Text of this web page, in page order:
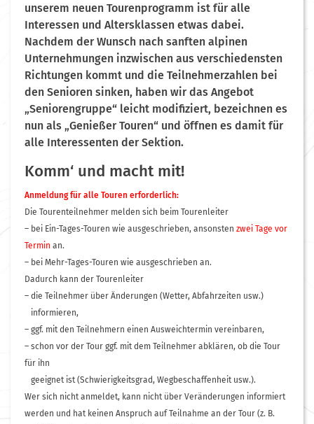
unserem neuen Tourenprogramm ist für alle
Interessen und Altersklassen etwas dabei.
Nachdem der Wunsch nach sanften alpinen
Unternehmungen inzwischen aus verschiedensten
Richtungen kommt und die Teilnehmerzahlen bei
den Senioren sinken, haben wir das Angebot
„Seniorengruppe“ leicht modifiziert, bezeichnen es
nun als „Genießer Touren“ und öffnen es damit für
alle Interessenten der Sektion.
Komm‘ und macht mit!
Anmeldung für alle Touren erforderlich:
Die Tourenteilnehmer melden sich beim Tourenleiter
– bei Ein-Tages-Touren wie ausgeschrieben, ansonsten zwei Tage vor
Termin an.
– bei Mehr-Tages-Touren wie ausgeschrieben an.
Dadurch kann der Tourenleiter
– die Teilnehmer über Änderungen (Wetter, Abfahrzeiten usw.)
informieren,
– ggf. mit den Teilnehmern einen Ausweichtermin vereinbaren,
– schon vor der Tour ggf. mit dem Teilnehmer abklären, ob die Tour
für ihn
geeignet ist (Schwierigkeitsgrad, Wegbeschaffenheit usw.).
Wer sich nicht anmeldet, kann nicht über Veränderungen informiert
werden und hat keinen Anspruch auf Teilnahme an der Tour (z. B.